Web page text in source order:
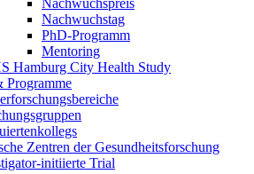
Nachwuchspreis
Nachwuchstag
PhD-Programm
Mentoring
Hamburg City Health Study
Programme
Zentren der Gesundheitsforschung
initiierte Trial